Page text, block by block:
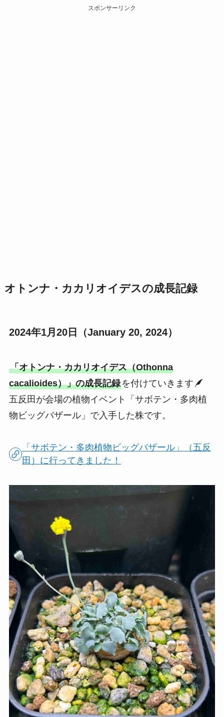
スポンサーリンク
オトンナ・カカリオイデスの成長記録
2024年1月20日（January 20, 2024）
「オトンナ・カカリオイデス（Othonna
cacalioides）」の成長記録を付けていきます
五反田が会場の植物イベント「サボテン・多肉植
物ビッグバザール」で入手した株です。
「サボテン・多肉植物ビッグバザール」（五反
田）に行ってきました！